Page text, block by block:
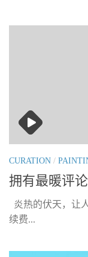
CURATION /
拥有最暖评
炎热的伏天，让
续费...